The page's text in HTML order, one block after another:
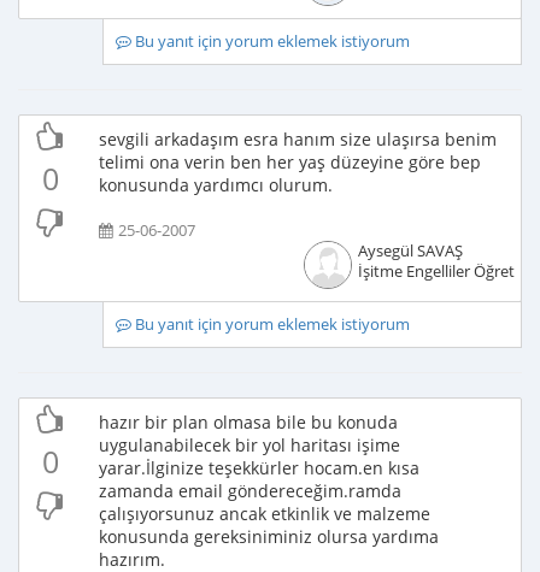
Bu yanıt için yorum eklemek istiyorum
0
sevgili arkadaşım esra hanım size ulaşırsa benim
telimi ona verin ben her yaş düzeyine göre bep
konusunda yardımcı olurum.
25-06-2007
Aysegül SAVAŞ
İşitme Engelliler
Bu yanıt için yorum eklemek istiyorum
0
hazır bir plan olmasa bile bu konuda
uygulanabilecek bir yol haritası işime
yarar.İlginize teşekkürler hocam.en kısa
zamanda email göndereceğim.ramda
çalışıyorsunuz ancak etkinlik ve malzeme
konusunda gereksiniminiz olursa yardıma
hazırım.